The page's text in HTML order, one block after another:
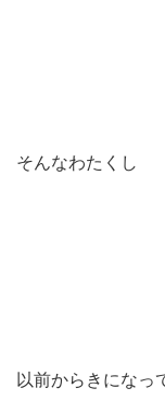
そんなわたくし
以前からきになっ